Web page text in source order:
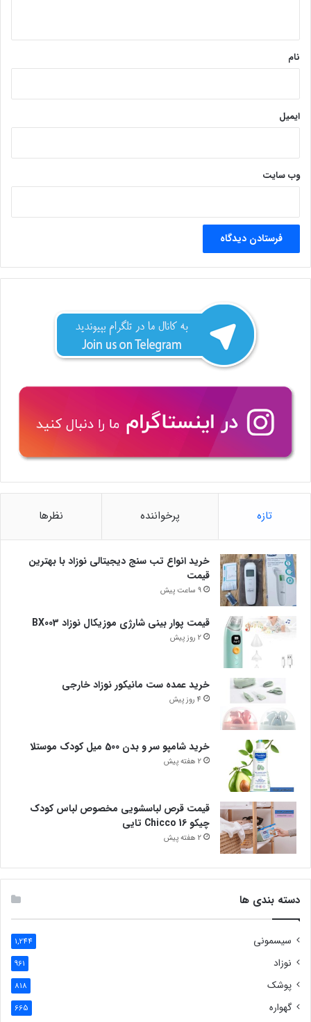
نام
ایمیل
وب‌ سایت
تازه پرخواننده نظرها
خرید انواع تب سنج دیجیتالی نوزاد با بهترین
قیمت
9 ساعت پیش
قیمت پوار بینی شارژی موزیکال نوزاد BX003
2 روز پیش
خرید عمده ست مانیکور نوزاد خارجی
4 روز پیش
خرید شامپو سر و بدن 500 میل کودک موستلا
2 هفته پیش
قیمت قرص لباسشویی مخصوص لباس کودک
چیکو Chicco 16 تایی
2 هفته پیش
دسته بندی ها
سیسمونی 1,244
نوزاد 961
پوشک 818
گهواره 665